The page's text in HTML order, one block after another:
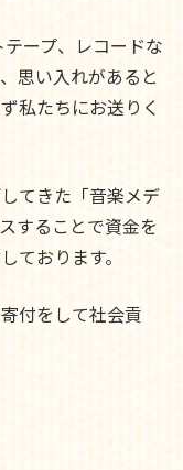
ープ、レコードな
思い入れがあると
私たちにお送りく
てきた「音楽メデ
することで資金を
ております。
付をして社会貢